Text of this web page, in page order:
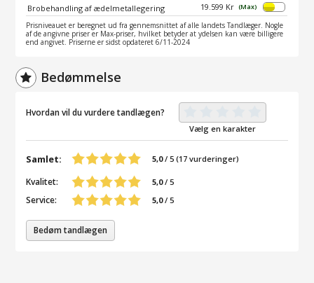
Brobehandling af ædelmetallegering 19.599 Kr (Max)
Prisniveauet er beregnet ud fra gennemsnittet af alle landets Tandlæger. Nogle
af de angivne priser er Max-priser, hvilket betyder at ydelsen kan være billigere
end angivet. Priserne er sidst opdateret 6/11-2024
Bedømmelse
Hvordan vil du vurdere tandlægen?
Vælg en karakter
Samlet: 5,0/5 (17 vurderinger)
Kvalitet: 5,0/ 5
Service: 5,0/ 5
Bedøm tandlægen